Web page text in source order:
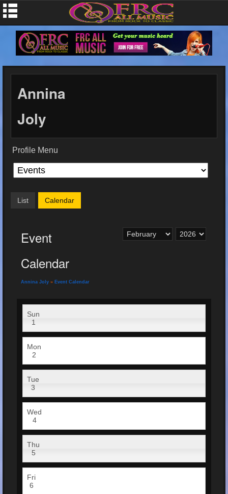
Annina
Joly
Profile Menu
List Calendar
Event
Calendar
Annina Joly » Event Calendar
Sun
1
Mon
2
Tue
3
Wed
4
Thu
5
Fri
6